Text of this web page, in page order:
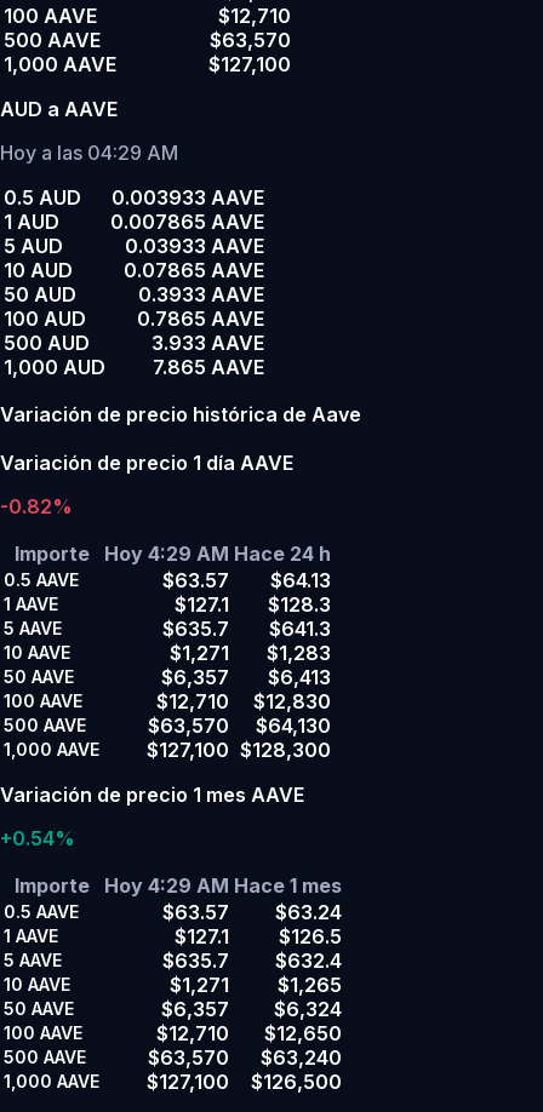
100 AAVE
$12,710
500 AAVE
$63,570
1,000 AAVE
$127,100
AUD a AAVE
Hoy a las 04:29 AM
0.5 AUD
0.003933 AAVE
1 AUD
0.007865 AAVE
5 AUD
0.03933 AAVE
10 AUD
0.07865 AAVE
50 AUD
0.3933 AAVE
100 AUD
0.7865 AAVE
500 AUD
3.933 AAVE
1,000 AUD
7.865 AAVE
Variación de precio histórica de Aave
Variación de precio 1 día AAVE
-0.82%
Importe
Hoy 4:29 AM Hace 24 h
0.5 AAVE $63.57 $64.13
1 AAVE $127.1 $128.3
5 AAVE $635.7 $641.3
10 AAVE $1,271 $1,283
50 AAVE $6,357 $6,413
100 AAVE $12,710 $12,830
500 AAVE $63,570 $64,130
1,000 AAVE $127,100 $128,300
Variación de precio 1 mes AAVE
+0.54%
Importe
Hoy 4:29 AM Hace 1 mes
0.5 AAVE $63.57 $63.24
1 AAVE $127.1 $126.5
5 AAVE $635.7 $632.4
10 AAVE $1,271 $1,265
50 AAVE $6,357 $6,324
100 AAVE $12,710 $12,650
500 AAVE $63,570 $63,240
1,000 AAVE $127,100
$126,500